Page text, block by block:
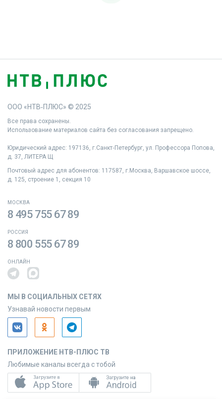
ООО «НТВ‑ПЛЮС» © 2025
Все права сохранены.
Использование материалов сайта без согласования запрещено.
Юридический адрес: 197136, г.Санкт‑Петербург, ул. Профессора Попова,
д. 37, ЛИТЕРА Щ
Почтовый адрес для абонентов: 117587, г.Москва, Варшавское шоссе,
д. 125, строение 1, секция 10
МОСКВА
8 495 755 67 89
РОССИЯ
8 800 555 67 89
ОНЛАЙН
МЫ В СОЦИАЛЬНЫХ СЕТЯХ
Узнавай новости первым
ПРИЛОЖЕНИЕ НТВ-ПЛЮС ТВ
Любимые каналы всегда с тобой